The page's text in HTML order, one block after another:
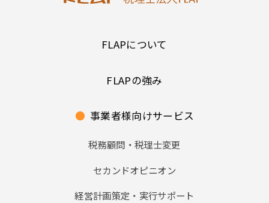
FLAPについて
FLAPの強み
● 事業者様向けサービス
税務顧問・税理士変更
セカンドオピニオン
経営計画策定・実行サポート